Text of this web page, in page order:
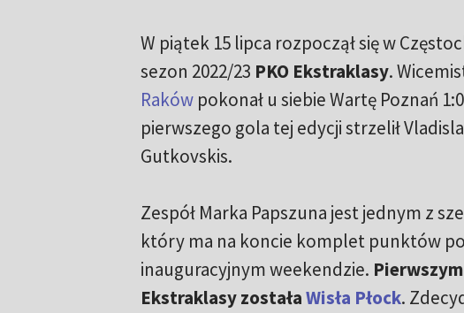
W piątek 15 lipca rozpoczął się w
sezon 2022/23 PKO Ekstraklasy.
Rakówpokonał u siebie Wartę Poznań
pierwszego gola tej edycji strzelił
Gutkovskis.
Zespół Marka Papszuna jest jednym z
który ma na koncie komplet punktów po
inauguracyjnym weekendzie.
Ekstraklasy zostałaWisła Płock.